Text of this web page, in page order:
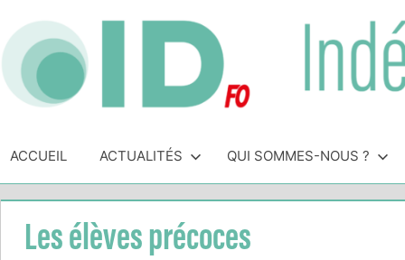
content
&
Direction
indépendant
direction
ACCUEIL ACTUALITÉS QUI SOMMES-NOUS ?
Les élèves précoces